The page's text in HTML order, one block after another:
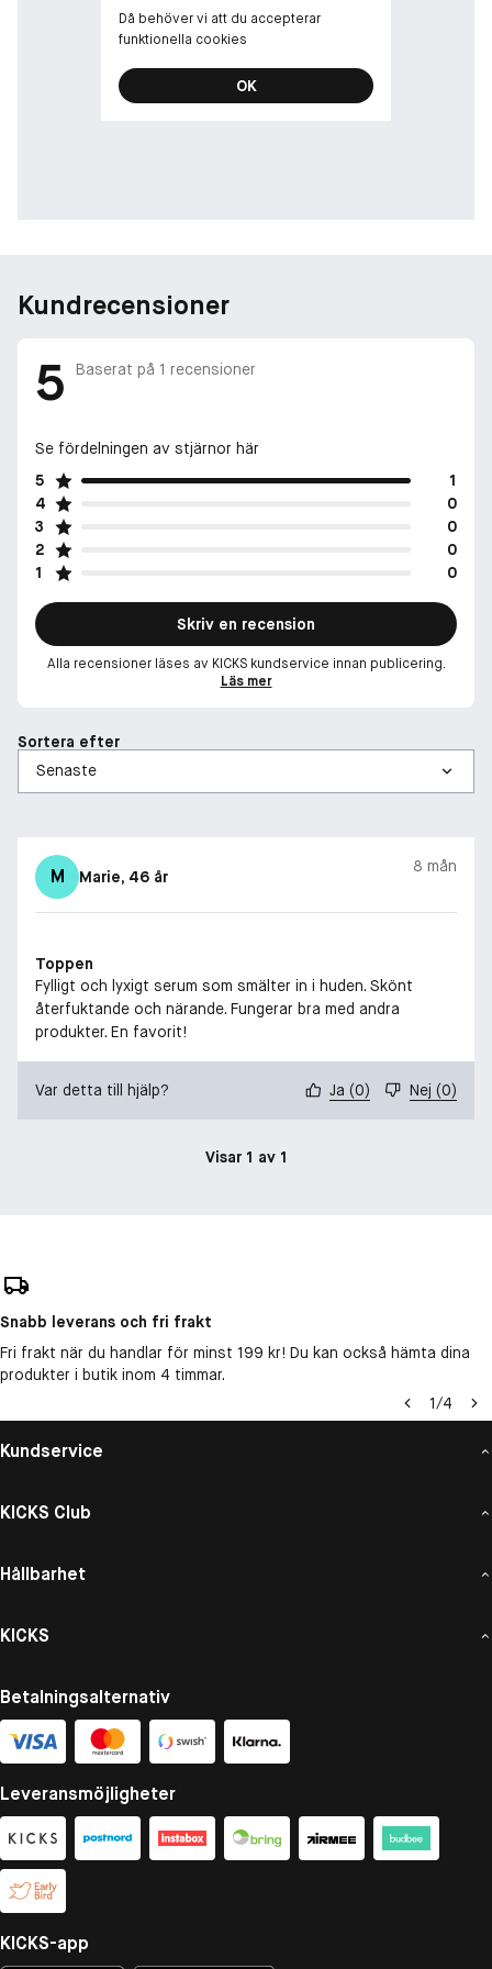
Då behöver vi att du accepterar
funktionella cookies
OK
Kundrecensioner
5 Baserat på 1 recensioner
Se fördelningen av stjärnor här
5
1
4
0
3
0
2
0
1
0
Skriv en recension
Alla recensioner läses av KICKS kundservice innan publicering.
Läs mer
Sortera efter
M Marie, 46 år
8 mån
Toppen
Fylligt och lyxigt serum som smälter in i huden. Skönt
återfuktande och närande. Fungerar bra med andra
produkter. En favorit!
Var detta till hjälp? Ja (0) Nej (0)
Visar 1 av 1
Snabb leverans och fri frakt
Fri frakt när du handlar för minst 199 kr! Du kan också hämta dina
produkter i butik inom 4 timmar.
1/4
Kundservice
KICKS Club
Hållbarhet
KICKS
Betalningsalternativ
Leveransmöjligheter
KICKS-app